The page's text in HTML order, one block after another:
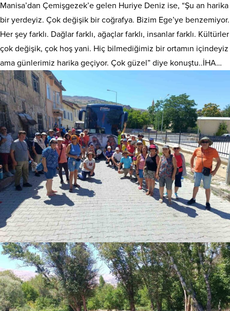
Manisa’dan Çemişgezek’e gelen Huriye Deniz ise, “Şu an harika
bir yerdeyiz. Çok değişik bir coğrafya. Bizim Ege’ye benzemiyor.
Her şey farklı. Dağlar farklı, ağaçlar farklı, insanlar farklı. Kültürler
çok değişik, çok hoş yani. Hiç bilmediğimiz bir ortamın içindeyiz
ama günlerimiz harika geçiyor. Çok güzel” diye konuştu..İHA…